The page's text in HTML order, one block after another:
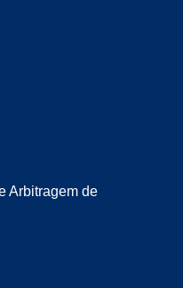
Arbitragem de